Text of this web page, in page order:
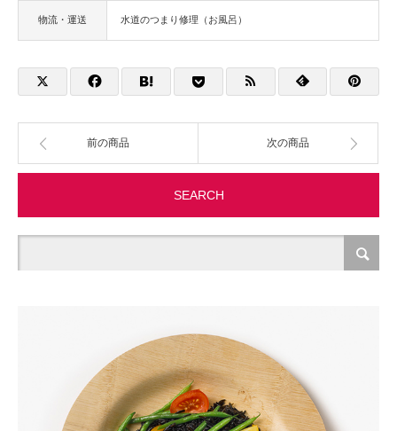
物流・運送 水道のつまり修理（お風呂）
前の商品 次の商品
SEARCH
店舗・建築
物流・運送
事務